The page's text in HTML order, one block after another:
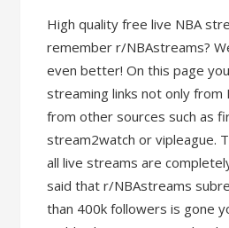
High quality free live NBA
remember r/NBAstreams?
even better! On this page
streaming links not only from
from other sources such as
stream2watch or vipleague.
all live streams are
said that r/NBAstreams
than 400k followers is gone